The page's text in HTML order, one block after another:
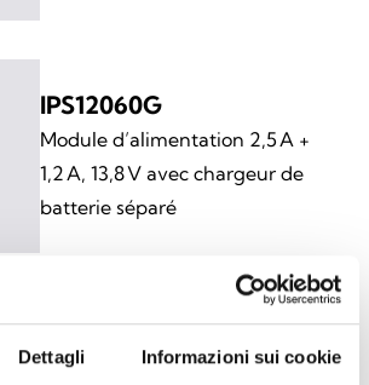
Dettagli Informazioni sui cookie
IPS12060G
Module d’alimentation 2,5 A +
1,2 A, 13,8 V avec chargeur de
batterie séparé
Module d’alimentation 5 A + 1,2 A,